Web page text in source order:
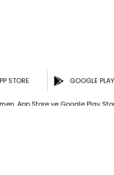
STORE GOOGLE
App Store ve Google Play